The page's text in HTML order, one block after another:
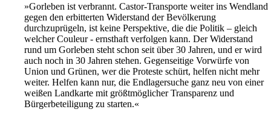
»Gorleben ist verbrannt. Castor-Transporte weiter ins Wendland
gegen den erbitterten Widerstand der Bevölkerung
durchzuprügeln, ist keine Perspektive, die die Politik – gleich
welcher Couleur - ernsthaft verfolgen kann. Der Widerstand
rund um Gorleben steht schon seit über 30 Jahren, und er wird
auch noch in 30 Jahren stehen. Gegenseitige Vorwürfe von
Union und Grünen, wer die Proteste schürt, helfen nicht mehr
weiter. Helfen kann nur, die Endlagersuche ganz neu von einer
weißen Landkarte mit größtmöglicher Transparenz und
Bürgerbeteiligung zu starten.«